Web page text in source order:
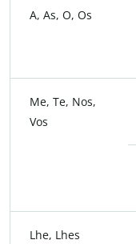
A, As, O, Os
Me, Te, Nos,
Vos
Lhe, Lhes